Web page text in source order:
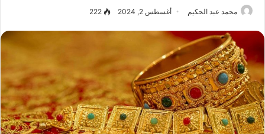
محمد عبد الحكيم أغسطس 2, 2024 222